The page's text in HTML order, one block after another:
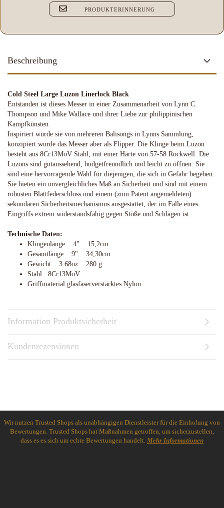
PRODUKTERINNERUNG
Beschreibung
Cold Steel Large Luzon Linerlock Black
Entstanden ist dieses Messer in einer Zusammenarbeit von Lynn C.
Thompson und Mike Wallace und ihrer Liebe zur philippinischen
Kampfkünsten.
Inspiriert wurde sie von mehreren Balisongs in Lynns Sammlung,
konzipiert wurde das Messer aber als Flipper. Die Klinge beim Luzon
besteht aus 8Cr13MoV Stahl, mit einer Härte von 57-58 Rockwell. Die
Luzons sind gutaussehend, budgetfreundlich und leicht zu öffnen. Sie
sind eine hervorragende Wahl für diejenigen, die sich in Gefahr begeben.
Sie bieten ein unvergleichliches Maß an Sicherheit und sind mit einem
robusten Blattfederschloss und einem (zum Patent angemeldeten)
sekundären Sicherheitsmechanismus ausgestattet, der im Falle eines
Eingriffs extrem widerstandsfähig gegen Stöße und Schlägen ist.
Technische Daten:
Klingenlänge 4" 15,2cm
Gesamtlänge 9" 34,30cm
Gewicht 3.68oz 280 g
Stahl 8Cr13MoV
Griffmaterial glasfaserverstärktes Nylon
Information Produktsicherheit
Kundenrezensionen
Wir nutzen Trusted Shops als unabhängigen Dienstleister für die Einholung von
Bewertungen. Trusted Shops hat Maßnahmen getroffen, um sicherzustellen,
dass es es sich um echte Bewertungen handelt. Mehr Informationen